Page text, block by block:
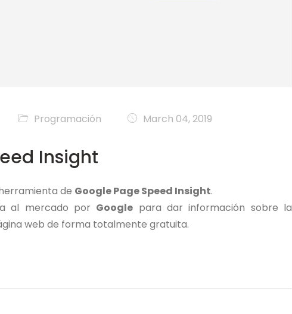
Programación March 04, 2019
Insight
de Google Page Speed Insight.
al mercado por Google para dar información sobre la
web de forma totalmente gratuita.